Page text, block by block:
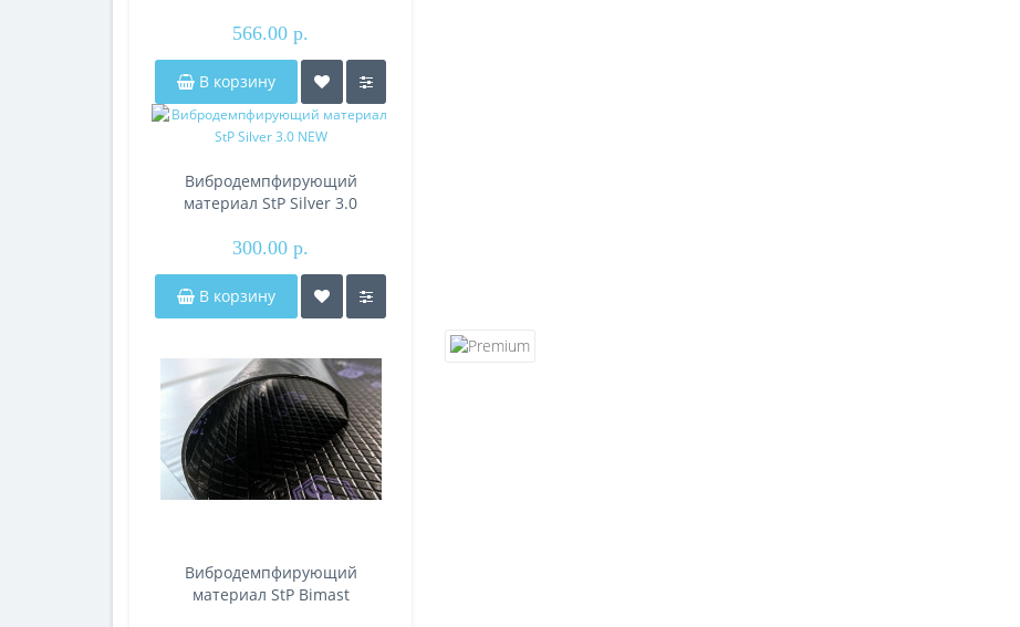
566.00 р.
В корзину
Вибродемпфирующий
материал StP Silver 3.0
300.00 р.
В корзину
Вибродемпфирующий
материал StP Bimast